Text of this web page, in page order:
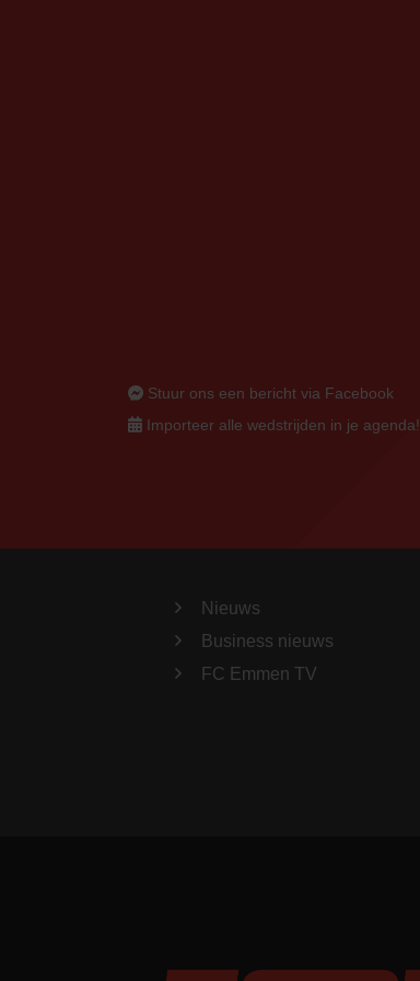
Stuur ons een bericht via Facebook
Importeer alle wedstrijden in je agenda!
Nieuws
Business nieuws
FC Emmen TV